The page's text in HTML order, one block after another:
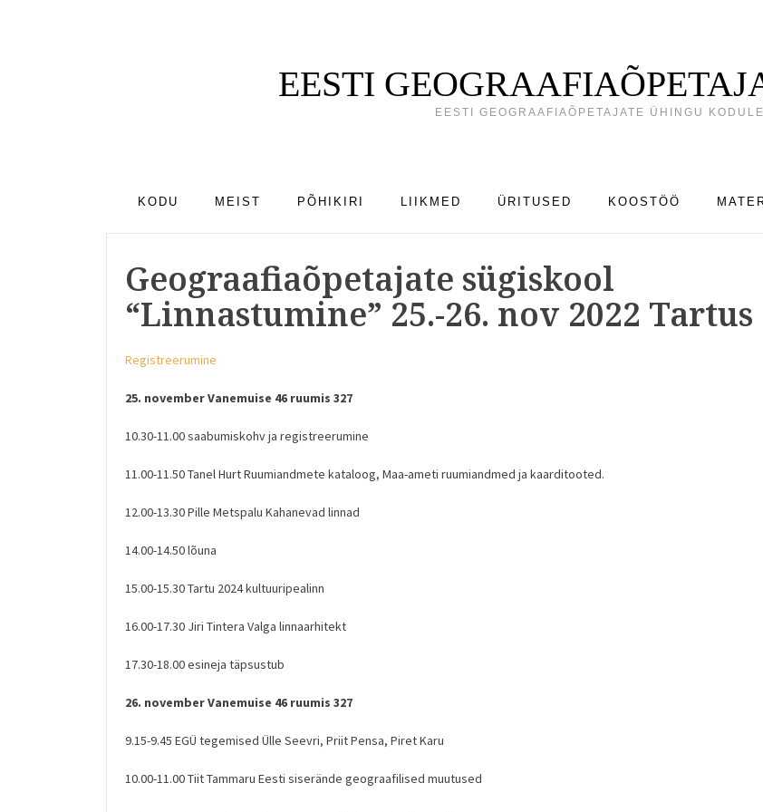
EESTI
EESTI GEOGRAAFIAÕPETAJATE ÜHINGU
KODU MEIST PÕHIKIRI LIIKMED ÜRITUSED KOOSTÖÖ
Geograafiaõpetajate sügiskool
“Linnastumine” 25.-26. nov 2022 Tartus
Registreerumine
25. november Vanemuise 46 ruumis 327
10.30-11.00 saabumiskohv ja registreerumine
11.00-11.50 Tanel Hurt Ruumiandmete kataloog, Maa-ameti ruumiandmed ja kaarditooted.
12.00-13.30 Pille Metspalu Kahanevad linnad
14.00-14.50 lõuna
15.00-15.30 Tartu 2024 kultuuripealinn
16.00-17.30 Jiri Tintera Valga linnaarhitekt
17.30-18.00 esineja täpsustub
26. november Vanemuise 46 ruumis 327
9.15-9.45 EGÜ tegemised Ülle Seevri, Priit Pensa, Piret Karu
10.00-11.00 Tiit Tammaru Eesti siserände geograafilised muutused